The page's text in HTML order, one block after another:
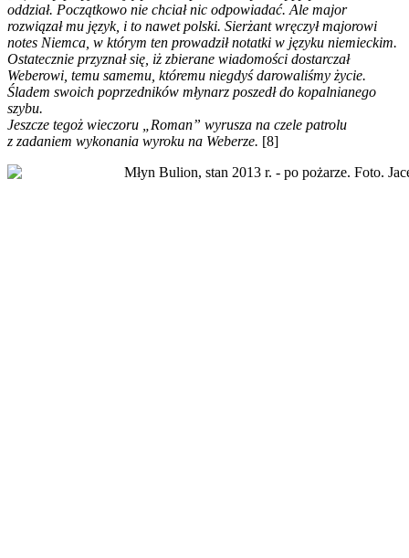
oddział. Początkowo nie chciał nic odpowiadać. Ale major
rozwiązał mu język, i to nawet polski. Sierżant wręczył majorowi
notes Niemca, w którym ten prowadził notatki w języku niemieckim.
Ostatecznie przyznał się, iż zbierane wiadomości dostarczał
Weberowi, temu samemu, któremu niegdyś darowaliśmy życie.
Śladem swoich poprzedników młynarz poszedł do kopalnianego
szybu.
Jeszcze tegoż wieczoru „Roman” wyrusza na czele patrolu
z zadaniem wykonania wyroku na Weberze. [8]